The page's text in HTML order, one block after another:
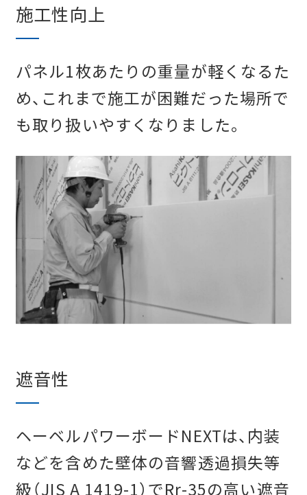
施工性向上
パネル1枚あたりの重量が軽くなるた
め、これまで施工が困難だった場所で
も取り扱いやすくなりました。
遮音性
ヘーベルパワーボードNEXTは、内装
などを含めた壁体の音響透過損失等
級（JIS A 1419-1）でRr-35の高い遮音